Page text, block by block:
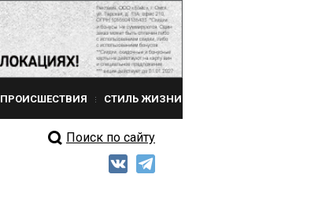
ПРОИСШЕСТВИЯ СТИЛЬ ЖИЗНИ
Поиск по сайту